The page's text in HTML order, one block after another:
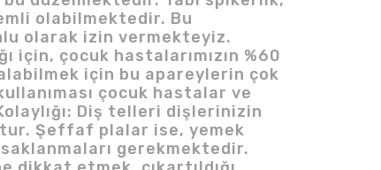
olabilmektedir. Bu
olarak izin vermekteyiz.
için, çocuk hastalarımızın %60
için bu apareylerin çok
çocuk hastalar ve
Diş telleri dişlerinizin
Şeffaf plalar ise, yemek
gerekmektedir.